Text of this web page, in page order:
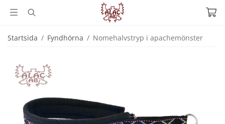
Startsida / Fyndhörna / Nomehalvstryp i apachemönster